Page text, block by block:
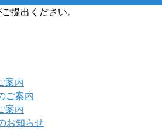
提出ください。
案内
ご案内
案内
お知らせ